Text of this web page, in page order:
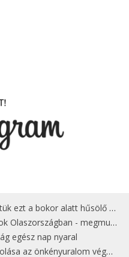
alatt hűsölő cicát Kisorosziban
- megmutatjuk a 15 legjobbat
egész nap nyaral
önkényuralom végét jelentette